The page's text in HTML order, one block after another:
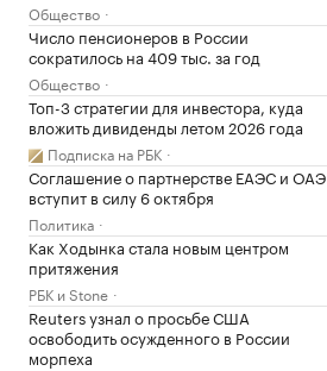
Общество
Число пенсионеров в России
сократилось на 409 тыс. за год
Общество
Топ-3 стратегии для инвестора, куда
вложить дивиденды летом 2026 года
Подписка на РБК
Соглашение о партнерстве ЕАЭС и ОАЭ
вступит в силу 6 октября
Политика
Как Ходынка стала новым центром
притяжения
РБК и Stone
Reuters узнал о просьбе США
освободить осужденного в России
морпеха